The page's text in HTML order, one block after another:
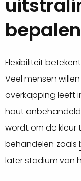
bepalen
Flexibiliteit
Veel mensen
overkapping leeft
hout
wordt om de kleur
behandelen zoals
later stadium van